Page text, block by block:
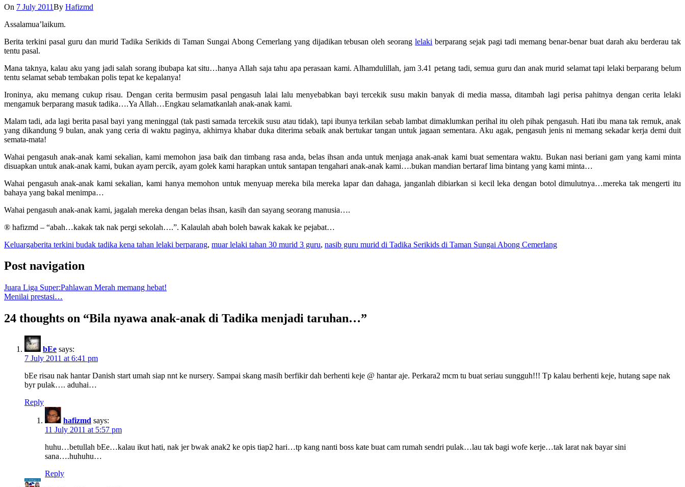
On 7 July 2011By Hafizmd
Assalamua’laikum.
Berita terkini pasal guru dan murid Tadika Serikids di Taman Sungai Abong Cemerlang yang dijadikan tebusan oleh seoranglelaki berparang sejak pagi tadi memang benar-benar buat darah aku berderau tak
tentu pasal.
Mana taknya, kalau aku yang jadi salah sorang ibubapa kat situ…hanya Allah saja tahu apa perasaan kami. Alhamdulillah, jam 3.41 petang tadi, semua guru dan anak murid selamat tapi lelaki berparang belum
tentu selamat sebab tembakan polis tepat ke kepalanya!
Ironinya, aku memang cukup risau. Dengan cerita bermusim pasal pengasuh lalai lalu menyebabkan bayi tercekik susu makin banyak di media massa, ditambah lagi perisa pahitnya dengan cerita lelaki
mengamuk berparang masuk tadika….Ya Allah…Engkau selamatkanlah anak-anak kami.
Malam tadi, ada lagi berita pasal bayi yang meninggal (tak pasti samada tercekik susu atau tidak), tapi ibunya terkilan sebab lambat dimaklumkan perihal itu oleh pihak pengasuh. Hati ibu mana tak remuk, anak
yang dikandung 9 bulan, anak yang ceria di waktu paginya, akhirnya khabar duka diterima sebaik anak bertukar tangan untuk jagaan sementara. Aku agak, pengasuh jenis ni memang sekadar kerja demi duit
semata-mata!
Wahai pengasuh anak-anak kami sekalian, kami memohon jasa baik dan timbang rasa anda, belas ihsan anda untuk menjaga anak-anak kami buat sementara waktu. Bukan nasi beriani gam yang kami minta
disuapkan untuk anak-anak kami, bukan ayam percik, ayam golek kami harapkan untuk santapan tengahari anak-anak kami….bukan mandian bertaraf lima bintang yang kami minta…
Wahai pengasuh anak-anak kami sekalian, kami hanya memohon untuk menyuap mereka bila mereka lapar dan dahaga, janganlah dibiarkan si kecil leka dengan botol dimulutnya…mereka tak mengerti itu
bahaya yang bakal menimpa…
Wahai pengasuh anak-anak kami, jagalah mereka dengan belas ihsan, kasih dan sayang seorang manusia….
® hafizmd – “abah…kakak tak nak pergi sekolah….”. Kalaulah abah boleh bawak kakak ke pejabat…
Keluargaberita terkini budak tadika kena tahan lelaki berparang, muar lelaki tahan 30 murid 3 guru, nasib guru murid di Tadika Serikids di Taman Sungai Abong Cemerlang
Post navigation
Juara Liga Super:Pahlawan Merah memang hebat!
Menilai prestasi…
24 thoughts on “Bila nyawa anak-anak di Tadika menjadi taruhan…”
bEe says:
7 July 2011 at 6:41 pm
bEe risau nak hantar Danish start umah siap nnt ke nursery. Sampai skang masih berfikir dah berhenti keje @ hantar aje. Perkara2 mcm tu buat seriau sungguh!!! Tp kalau berhenti keje, hutang sape nak
byr pulak…. aduhai…
Reply
hafizmd says:
11 July 2011 at 5:57 pm
huhu…betullah bEe…kalau ikut hati, nak jer bwak anak2 ke opis tiap2 hari…tp kang nanti boss kate buat cam rumah sendri pulak…lau tak bagi wofe kerje…tak larat nak bayar sini
sana….huhuhu…
Reply